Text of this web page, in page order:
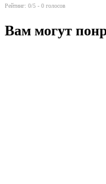
Рейтинг: 0/5 - 0 голосов
Вам могут